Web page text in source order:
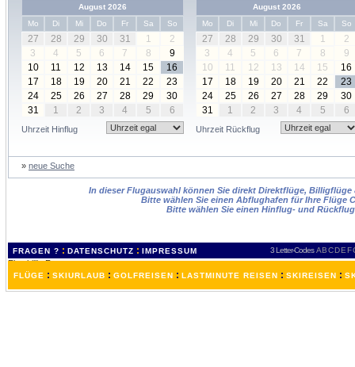
August 2026
Mo
Di Mi Do Fr Sa So
27 28 29 30 31 1
2
3
4 5 6 7 8
9
10
11 12 13 14 15
16
17
18 19 20 21 22
23
24
25 26 27 28 29
30
31
1 2 3 4 5 6
Uhrzeit Hinflug
August 2026
Mo
Di Mi Do Fr Sa So
27 28 29 30 31 1
2
3
4 5 6 7 8
9
10
11 12 13 14 15
16
17
18 19 20 21 22
23
24
25 26 27 28 29
30
31
1 2 3 4 5 6
Uhrzeit Rückflug
» neue Suche
In dieser Flugauswahl können Sie direkt Direktflüge,
Bitte wählen Sie einen Abflughafen für Ihre Flüge
Bitte wählen Sie einen Hinflug- und
FRAGEN ? : DATENSCHUTZ : IMPRESSUM 3 Letter-Codes ABCDEF
FLÜGE : SKIURLAUB : GOLFREISEN : LASTMINUTE REISEN : SKIREISEN :